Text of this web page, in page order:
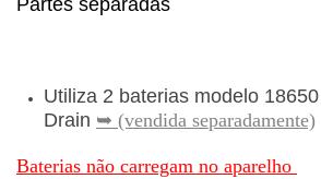
Utiliza 2 baterias modelo
Drain ➥ (vendida separadamente)
Baterias não carregam no aparelho